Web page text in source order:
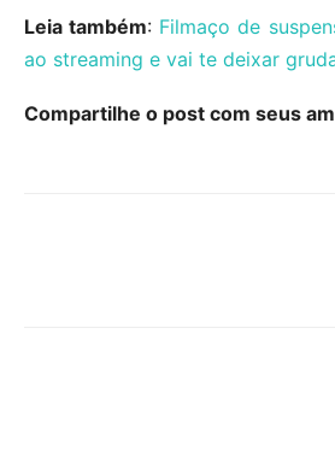
Leia também: Filmaço de
ao streaming e vai te deixar
Compartilhe o post com seus